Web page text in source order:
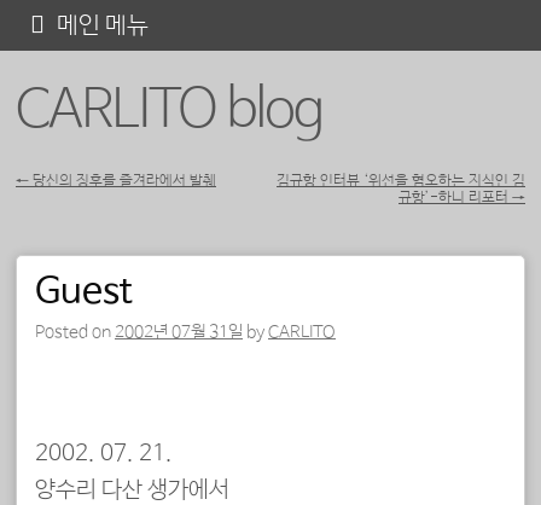
CARLITO blog
메인 메뉴
텐
← 당신의 징후를 즐겨라에서 발췌
김규항 인터뷰 ‘위선을 혐오하는 지식인 김
규항’-하니 리포터 →
Guest
Posted on 2002년 07월 31일 byCARLITO
2002. 07. 21.
양수리 다산 생가에서